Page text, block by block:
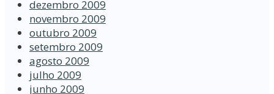
dezembro 2009
novembro 2009
outubro 2009
setembro 2009
agosto 2009
julho 2009
junho 2009